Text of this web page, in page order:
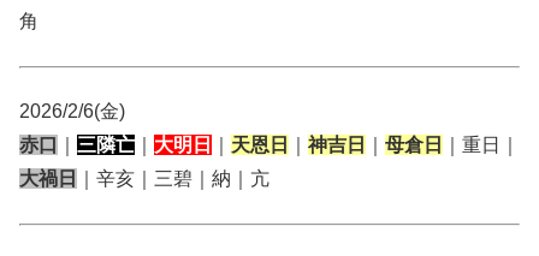
角
2026/2/6(金)
赤口
三隣亡 大明日 天恩日 神吉日 母倉日
｜重日｜
大禍日
｜辛亥｜三碧｜納｜亢